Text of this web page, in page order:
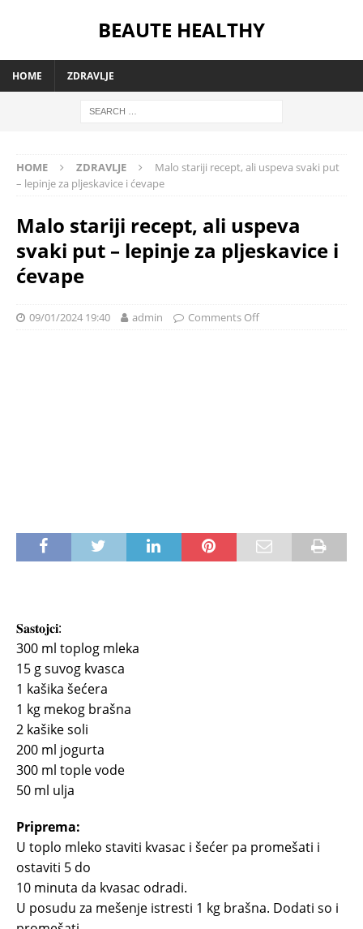
BEAUTE HEALTHY
HOME ZDRAVLJE
HOME ZDRAVLJE
Malo stariji recept, ali uspeva svaki put
– lepinje za pljeskavice i ćevape
Malo stariji recept, ali uspeva
svaki put – lepinje za pljeskavice i
ćevape
09/01/2024 19:40 admin Comments Off
𝐒𝐚𝐬𝐭𝐨𝐣𝐜𝐢:
300 ml toplog mleka
15 g suvog kvasca
1 kašika šećera
1 kg mekog brašna
2 kašike soli
200 ml jogurta
300 ml tople vode
50 ml ulja
Priprema:
U toplo mleko staviti kvasac i šećer pa promešati i
ostaviti 5 do
10 minuta da kvasac odradi.
U posudu za mešenje istresti 1 kg brašna. Dodati so i